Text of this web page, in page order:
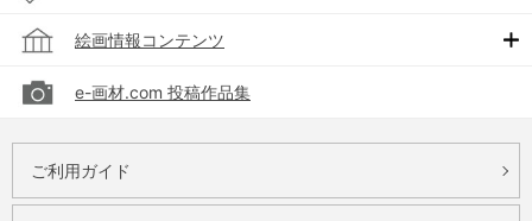
絵画情報コンテンツ
e-画材.com 投稿作品集
ご利用ガイド